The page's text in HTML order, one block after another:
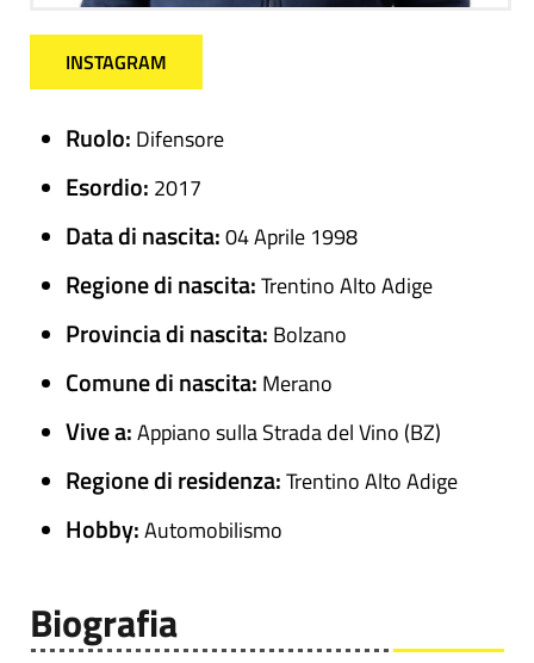
INSTAGRAM
Ruolo: Difensore
Esordio: 2017
Data di nascita:04 Aprile 1998
Regione di nascita:Trentino Alto Adige
Provincia di nascita: Bolzano
Comune di nascita: Merano
Vive a:Appiano sulla Strada del Vino (BZ)
Regione di residenza:Trentino Alto Adige
Hobby:Automobilismo
Biografia